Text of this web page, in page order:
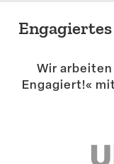
Wir arbeiten
Engagiert!«